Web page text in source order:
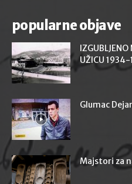
popularne objave
UŽICU
Glumac
Majstori za